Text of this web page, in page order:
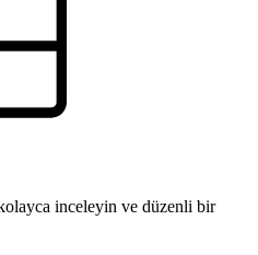
inceleyin ve düzenli bir